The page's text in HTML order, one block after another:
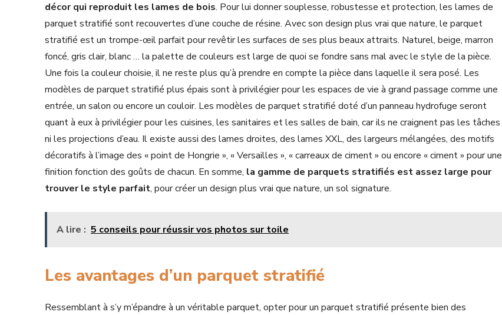
décor qui reproduit les lames de bois. Pour lui donner souplesse, robustesse et protection, les lames de
parquet stratifié sont recouvertes d’une couche de résine. Avec son design plus vrai que nature, le parquet
stratifié est un trompe-œil parfait pour revêtir les surfaces de ses plus beaux attraits. Naturel, beige, marron
foncé, gris clair, blanc … la palette de couleurs est large de quoi se fondre sans mal avec le style de la pièce.
Une fois la couleur choisie, il ne reste plus qu’à prendre en compte la pièce dans laquelle il sera posé. Les
modèles de parquet stratifié plus épais sont à privilégier pour les espaces de vie à grand passage comme une
entrée, un salon ou encore un couloir. Les modèles de parquet stratifié doté d’un panneau hydrofuge seront
quant à eux à privilégier pour les cuisines, les sanitaires et les salles de bain, car ils ne craignent pas les tâches
ni les projections d’eau. Il existe aussi des lames droites, des lames XXL, des largeurs mélangées, des motifs
décoratifs à l’image des « point de Hongrie », « Versailles », « carreaux de ciment » ou encore « ciment » pour une
finition fonction des goûts de chacun. En somme, la gamme de parquets stratifiés est assez large pour
trouver le style parfait, pour créer un design plus vrai que nature, un sol signature.
A lire : 5 conseils pour réussir vos photos sur toile
Les avantages d’un parquet stratifié
Ressemblant à s’y m’épandre à un véritable parquet, opter pour un parquet stratifié présente bien des